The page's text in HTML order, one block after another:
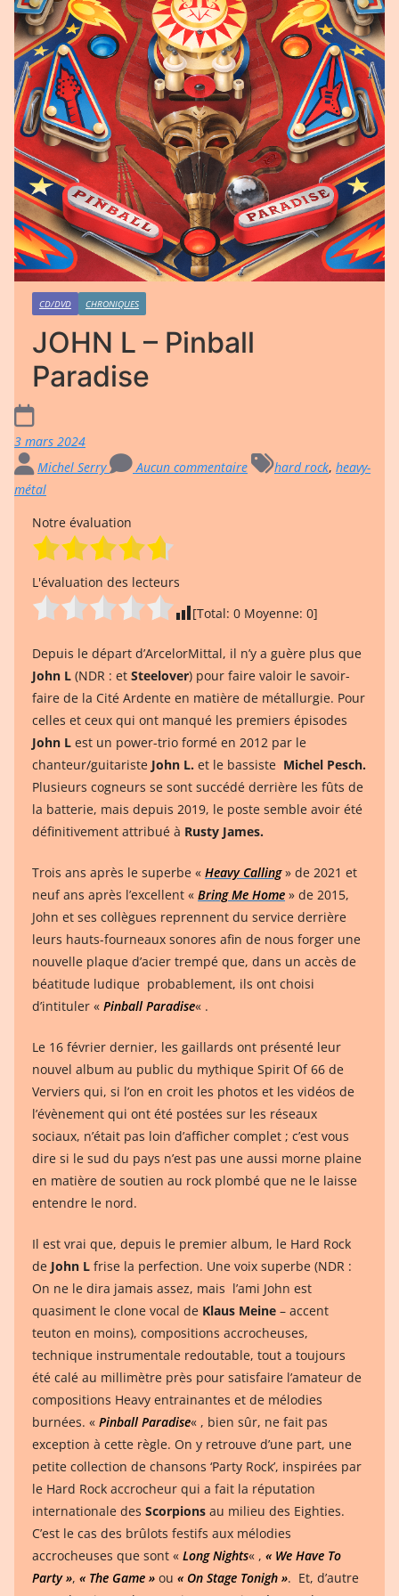
CD/DVD CHRONIQUES
JOHN L – Pinball
Paradise
3 mars 2024
Michel Serry
Aucun commentaire hard rock, heavy-
métal
Notre évaluation
L'évaluation des lecteurs
[Total: 0 Moyenne: 0]
Depuis le départ d’ArcelorMittal, il n’y a guère plus que
John L (NDR : et Steelover) pour faire valoir le savoir-
faire de la Cité Ardente en matière de métallurgie. Pour
celles et ceux qui ont manqué les premiers épisodes
John L est un power-trio formé en 2012 par le
chanteur/guitariste John L. et le bassiste Michel Pesch.
Plusieurs cogneurs se sont succédé derrière les fûts de
la batterie, mais depuis 2019, le poste semble avoir été
définitivement attribué à Rusty James.
Trois ans après le superbe « Heavy Calling» de 2021 et
neuf ans après l’excellent « Bring Me Home » de 2015,
John et ses collègues reprennent du service derrière
leurs hauts-fourneaux sonores afin de nous forger une
nouvelle plaque d’acier trempé que, dans un accès de
béatitude ludique probablement, ils ont choisi
d’intituler « Pinball Paradise« .
Le 16 février dernier, les gaillards ont présenté leur
nouvel album au public du mythique Spirit Of 66 de
Verviers qui, si l’on en croit les photos et les vidéos de
l’évènement qui ont été postées sur les réseaux
sociaux, n’était pas loin d’afficher complet ; c’est vous
dire si le sud du pays n’est pas une aussi morne plaine
en matière de soutien au rock plombé que ne le laisse
entendre le nord.
Il est vrai que, depuis le premier album, le Hard Rock
de John L frise la perfection. Une voix superbe (NDR :
On ne le dira jamais assez, mais l’ami John est
quasiment le clone vocal de Klaus Meine – accent
teuton en moins), compositions accrocheuses,
technique instrumentale redoutable, tout a toujours
été calé au millimètre près pour satisfaire l’amateur de
compositions Heavy entrainantes et de mélodies
burnées. « Pinball Paradise« , bien sûr, ne fait pas
exception à cette règle. On y retrouve d’une part, une
petite collection de chansons ‘Party Rock’, inspirées par
le Hard Rock accrocheur qui a fait la réputation
internationale des Scorpions au milieu des Eighties.
C’est le cas des brûlots festifs aux mélodies
accrocheuses que sont « Long Nights« , « We Have To
Party », « The Game » ou « On Stage Tonigh ». Et, d’autre